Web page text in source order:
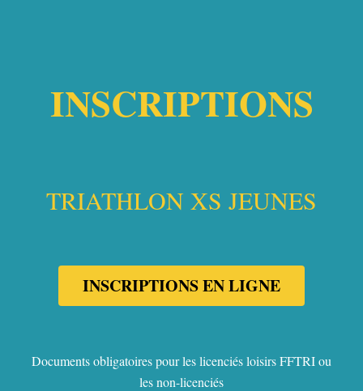
INSCRIPTIONS
TRIATHLON XS JEUNES
INSCRIPTIONS EN LIGNE
Documents obligatoires pour les licenciés loisirs FFTRI ou
les non-licenciés